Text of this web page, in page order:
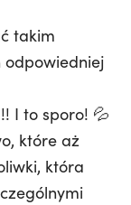
takim
I to sporo! 💦
które aż
która